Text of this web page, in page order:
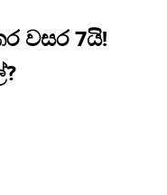
වසර 7යි!